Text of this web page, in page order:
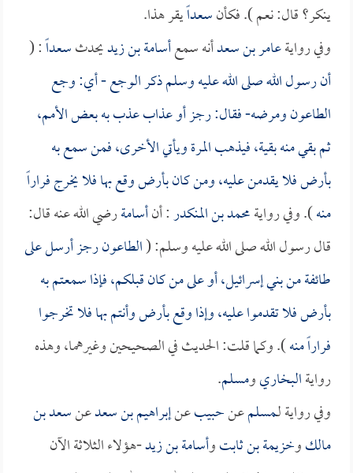
ينكر؟ قال: نعم ). فكأنسعداًيقر هذا.
وفي روايةعامر بن سعدأنه سمعأسامة بن زيديحدثسعداً: (
أن رسول الله صلى الله عليه وسلم ذكر الوجع - أي: وجع
الطاعون ومرضه- فقال: رجز أو عذاب عذب به بعض الأمم،
ثم بقي منه بقية، فيذهب المرة ويأتي الأخرى، فمن سمع به
بأرض فلا يقدمن عليه، ومن كان بأرض وقع بها فلا يخرج فراراً
منه). وفي روايةمحمد بن المنكدر: أنأسامةرضي الله عنه قال:
قال رسول الله صلى الله عليه وسلم: (الطاعون رجز أرسل على
طائفة من بني إسرائيل، أو على من كان قبلكم، فإذا سمعتم به
بأرض فلا تقدموا عليه، وإذا وقع بأرض وأنتم بها فلا تخرجوا
فراراً منه). وكما قلت: الحديث في الصحيحين وغيرهما، وهذه
روايةالبخاريومسلم.
وفي رواية لـمسلمعنحبيبعنإبراهيم بن سعدعنسعد بن
مالكوخزيمة بن ثابتوأسامة بن زيد-هؤلاء الثلاثة الآن